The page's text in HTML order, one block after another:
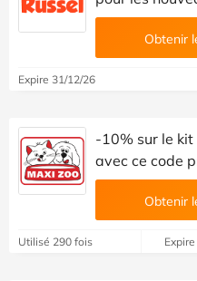
Obtenir
Expire 31/12/26
-10% sur le kit
avec ce code
Obtenir
Utilisé 290 fois